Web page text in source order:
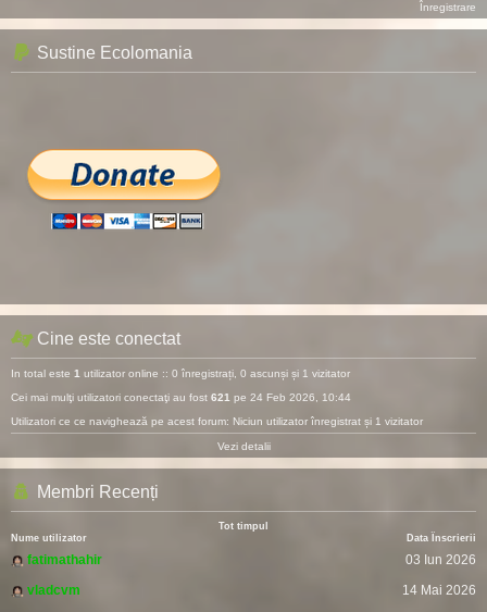
Înregistrare
Sustine Ecolomania
Cine este conectat
In total este 1 utilizator online :: 0 înregistrați, 0 ascunși și 1 vizitator
Cei mai mulţi utilizatori conectaţi au fost 621 pe 24 Feb 2026, 10:44
Utilizatori ce ce navighează pe acest forum: Niciun utilizator înregistrat și 1 vizitator
Vezi detalii
Membri Recenți
Tot timpul
Nume utilizator
Data Înscrierii
fatimathahir
03 Iun 2026
vladcvm
14 Mai 2026